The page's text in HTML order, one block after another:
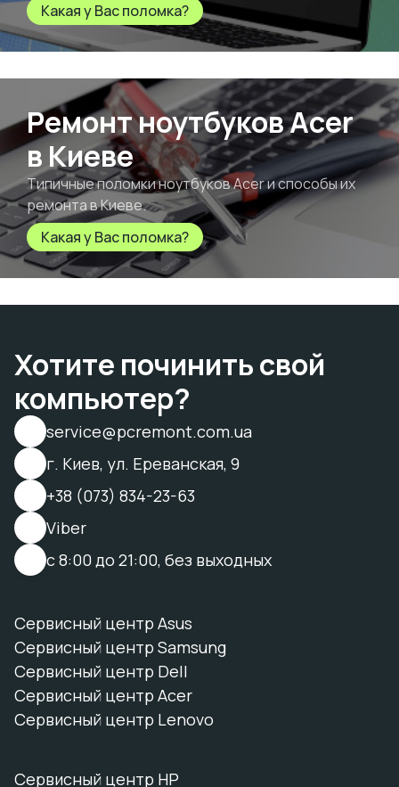
Какая у Вас поломка?
Ремонт ноутбуков Acer
в Киеве
Типичные поломки ноутбуков Acer и способы их
ремонта в Киеве.
Какая у Вас поломка?
Хотите починить свой
компьютер?
service@pcremont.com.ua
г. Киев, ул. Ереванская, 9
+38 (073) 834-23-63
Viber
с 8:00 до 21:00, без выходных
Сервисный центр Asus
Сервисный центр Samsung
Сервисный центр Dell
Сервисный центр Acer
Сервисный центр Lenovo
Сервисный центр HP